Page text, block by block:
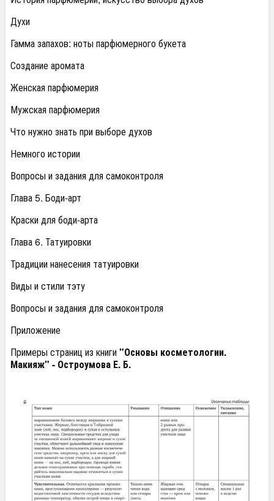
Духи
Гамма запахов: ноты парфюмерного букета
Создание аромата
Женская парфюмерия
Мужская парфюмерия
Что нужно знать при выборе духов
Немного истории
Вопросы и задания для самоконтроля
Глава 5. Боди-арт
Краски для боди-арта
Глава 6. Татуировки
Традиции нанесения татуировки
Виды и стили тэту
Вопросы и задания для самоконтроля
Приложение
Примеры страниц из книги"Основы косметологии.
Макияж" - Остроумова Е. Б.